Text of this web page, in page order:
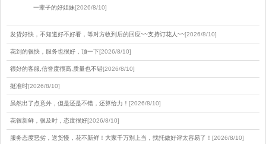
一辈子的好姐妹[2026/8/10]
发货好快，不知道好不好看，等对方收到后的回应~~支持订花人~~[2026/8/10]
花到的很快，服务也很好，顶一下[2026/8/10]
很好的客服,信誉度很高,质量也不错[2026/8/10]
挺准时[2026/8/10]
虽然出了点意外，但是还是不错，还算给力！ [2026/8/10]
花很新鲜，很及时，态度很好[2026/8/10]
服务态度恶劣，送货慢，花不新鲜！大家千万别上当，找托做好评太容易了！ [2026/8/10]